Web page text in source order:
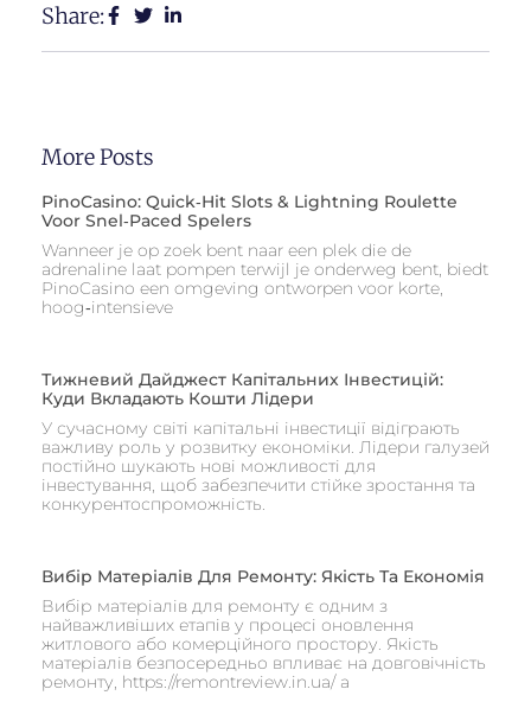
Share:
More Posts
PinoCasino: Quick‑Hit Slots & Lightning Roulette
Voor Snel‑Paced Spelers
Wanneer je op zoek bent naar een plek die de
adrenaline laat pompen terwijl je onderweg bent, biedt
PinoCasino een omgeving ontworpen voor korte,
hoog‑intensieve
Тижневий Дайджест Капітальних Інвестицій:
Куди Вкладають Кошти Лідери
У сучасному світі капітальні інвестиції відіграють
важливу роль у розвитку економіки. Лідери галузей
постійно шукають нові можливості для
інвестування, щоб забезпечити стійке зростання та
конкурентоспроможність.
Вибір Матеріалів Для Ремонту: Якість Та Економія
Вибір матеріалів для ремонту є одним з
найважливіших етапів у процесі оновлення
житлового або комерційного простору. Якість
матеріалів безпосередньо впливає на довговічність
ремонту, https://remontreview.in.ua/ а